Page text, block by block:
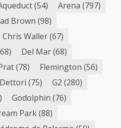
(54) Arena (797)
Brown (98)
Chris Waller(67)
Del Mar(68)
(78) Flemington (56)
(75) G2 (280)
Godolphin (76)
Park(88)